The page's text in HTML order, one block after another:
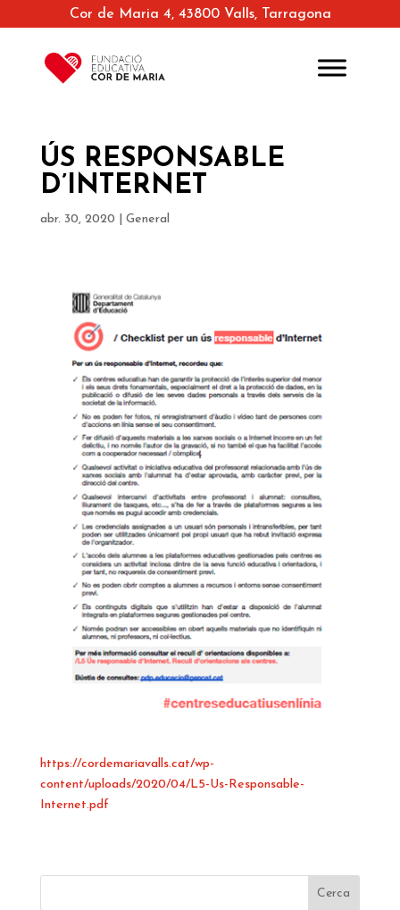
Cor de Maria 4, 43800 Valls, Tarragona
ÚS RESPONSABLE
D’INTERNET
abr. 30, 2020 General
https://cordemariavalls.cat/wp-
content/uploads/2020/04/L5-Us-Responsable-
Internet.pdf